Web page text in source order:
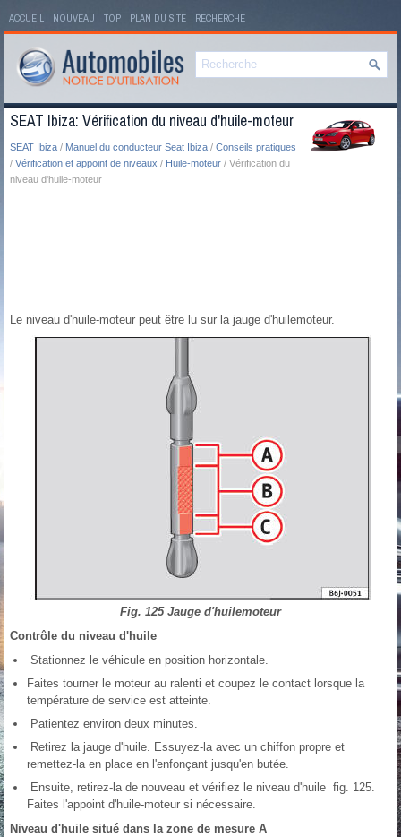
ACCUEIL NOUVEAU TOP PLAN DU SITE RECHERCHE
SEAT Ibiza: Vérification du niveau d'huile-moteur
SEAT Ibiza / Manuel du conducteur Seat Ibiza / Conseils pratiques
/ Vérification et appoint de niveaux / Huile-moteur / Vérification du
niveau d'huile-moteur
Le niveau d'huile-moteur peut être lu sur la jauge d'huilemoteur.
Fig. 125 Jauge d'huilemoteur
Contrôle du niveau d'huile
Stationnez le véhicule en position horizontale.
Faites tourner le moteur au ralenti et coupez le contact lorsque la
température de service est atteinte.
Patientez environ deux minutes.
Retirez la jauge d'huile. Essuyez-la avec un chiffon propre et
remettez-la en place en l'enfonçant jusqu'en butée.
Ensuite, retirez-la de nouveau et vérifiez le niveau d'huile fig. 125.
Faites l'appoint d'huile-moteur si nécessaire.
Niveau d'huile situé dans la zone de mesure A